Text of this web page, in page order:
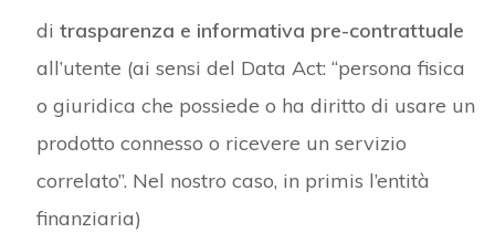
ditrasparenza e informativa pre-contrattuale
all’utente (ai sensi del Data Act: “persona fisica
o giuridica che possiede o ha diritto di usare un
prodotto connesso o ricevere un servizio
correlato”. Nel nostro caso, in primis l’entità
finanziaria)